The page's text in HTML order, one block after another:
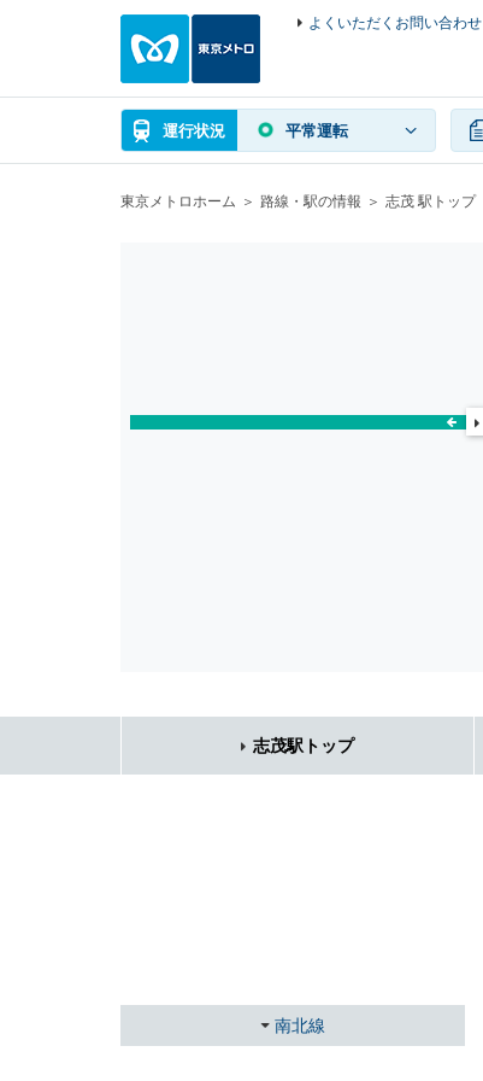
運行状況 平常運転
よくいただくお問い合わせ
東京メトロホーム 路線・駅の情報 志茂 駅トップ
志茂駅トップ
南北線